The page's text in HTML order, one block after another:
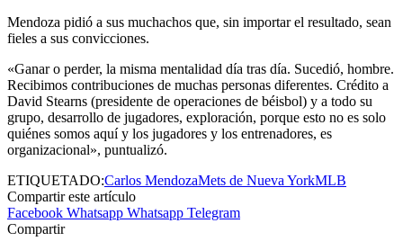
Mendoza pidió a sus muchachos que, sin importar el resultado, sean
fieles a sus convicciones.
«Ganar o perder, la misma mentalidad día tras día. Sucedió, hombre.
Recibimos contribuciones de muchas personas diferentes. Crédito a
David Stearns (presidente de operaciones de béisbol) y a todo su
grupo, desarrollo de jugadores, exploración, porque esto no es solo
quiénes somos aquí y los jugadores y los entrenadores, es
organizacional», puntualizó.
ETIQUETADO:Carlos MendozaMets de Nueva YorkMLB
Compartir este artículo
Facebook Whatsapp Whatsapp Telegram
Compartir